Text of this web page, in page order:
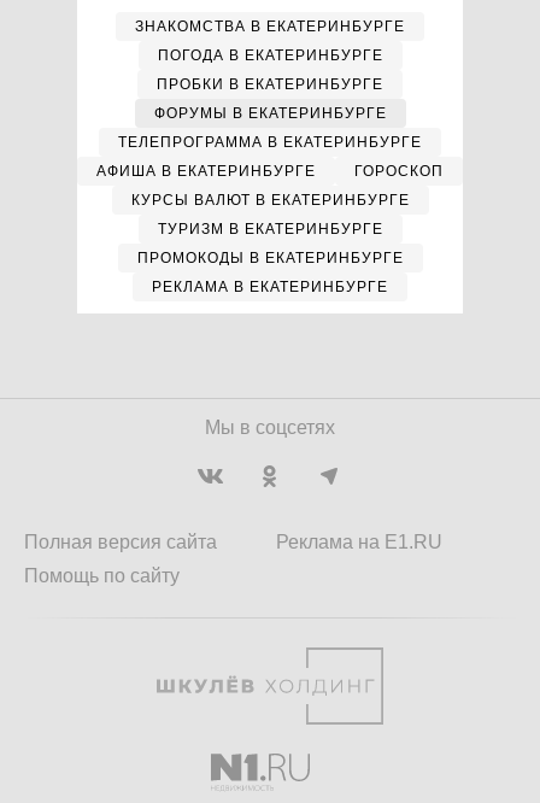
ЗНАКОМСТВА В ЕКАТЕРИНБУРГЕ
ПОГОДА В ЕКАТЕРИНБУРГЕ
ПРОБКИ В ЕКАТЕРИНБУРГЕ
ФОРУМЫ В ЕКАТЕРИНБУРГЕ
ТЕЛЕПРОГРАММА В ЕКАТЕРИНБУРГЕ
АФИША В ЕКАТЕРИНБУРГЕ
ГОРОСКОП
КУРСЫ ВАЛЮТ В ЕКАТЕРИНБУРГЕ
ТУРИЗМ В ЕКАТЕРИНБУРГЕ
ПРОМОКОДЫ В ЕКАТЕРИНБУРГЕ
РЕКЛАМА В ЕКАТЕРИНБУРГЕ
Мы в соцсетях
Полная версия сайта
Помощь по сайту
Реклама на E1.RU